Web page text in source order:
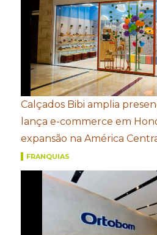
Calçados Bibi amplia
lança e-commerce em
expansão na América
FRANQUIAS